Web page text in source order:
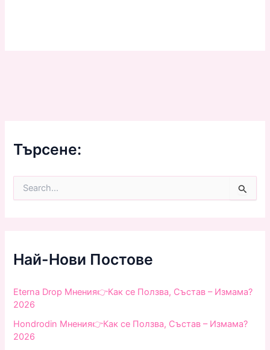
Търсене:
f
o
:
Най-Нови Постове
Eterna Drop Мнения👉Как се Ползва, Състав – Измама?
2026
Hondrodin Мнения👉Как се Ползва, Състав – Измама?
2026